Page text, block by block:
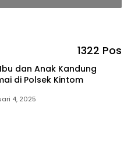
1322 Pos
dan Anak Kandung
di Polsek Kintom
4, 2025